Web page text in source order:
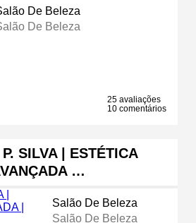
De Beleza
De Beleza
25 avaliações
10 comentários
SILVA | ESTÉTICA
…
Salão De Beleza
Salão De Beleza